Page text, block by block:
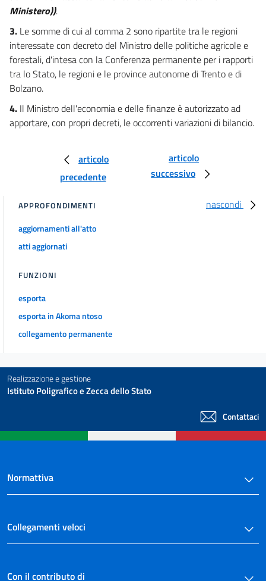
Ministero)).
3. Le somme di cui al comma 2 sono ripartite tra le regioni
interessate con decreto del Ministro delle politiche agricole e
forestali, d'intesa con la Conferenza permanente per i rapporti
tra lo Stato, le regioni e le province autonome di Trento e di
Bolzano.
4. Il Ministro dell'economia e delle finanze è autorizzato ad
apportare, con propri decreti, le occorrenti variazioni di bilancio.
articolo
precedente
articolo
successivo
nascondi
APPROFONDIMENTI
aggiornamenti all'atto
atti aggiornati
FUNZIONI
esporta
esporta in Akoma ntoso
collegamento permanente
Realizzazione e gestione
Istituto Poligrafico e Zecca dello Stato
Contattaci
Normattiva
Collegamenti veloci
Con il contributo di